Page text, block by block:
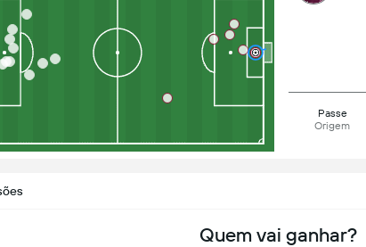
Passe
Origem
Quem vai ganhar?